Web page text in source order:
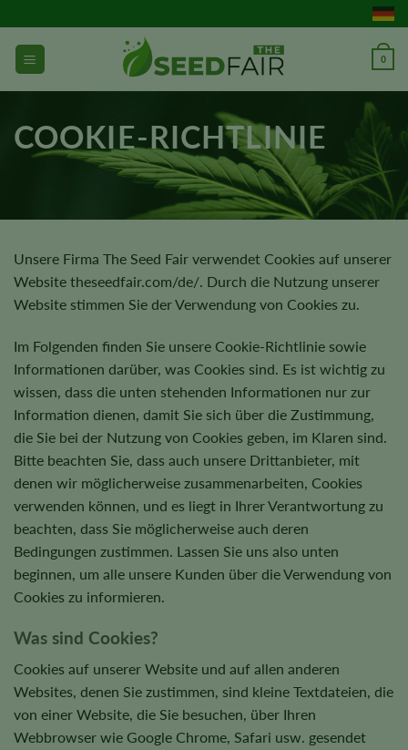
Inhalt
springen
0
COOKIE-RICHTLINIE
Unsere Firma The Seed Fair verwendet Cookies auf unserer
Website theseedfair.com/de/. Durch die Nutzung unserer
Website stimmen Sie der Verwendung von Cookies zu.
Im Folgenden finden Sie unsere Cookie-Richtlinie sowie
Informationen darüber, was Cookies sind. Es ist wichtig zu
wissen, dass die unten stehenden Informationen nur zur
Information dienen, damit Sie sich über die Zustimmung,
die Sie bei der Nutzung von Cookies geben, im Klaren sind.
Bitte beachten Sie, dass auch unsere Drittanbieter, mit
denen wir möglicherweise zusammenarbeiten, Cookies
verwenden können, und es liegt in Ihrer Verantwortung zu
beachten, dass Sie möglicherweise auch deren
Bedingungen zustimmen. Lassen Sie uns also unten
beginnen, um alle unsere Kunden über die Verwendung von
Cookies zu informieren.
Was sind Cookies?
Cookies auf unserer Website und auf allen anderen
Websites, denen Sie zustimmen, sind kleine Textdateien, die
von einer Website, die Sie besuchen, über Ihren
Webbrowser wie Google Chrome, Safari usw. gesendet